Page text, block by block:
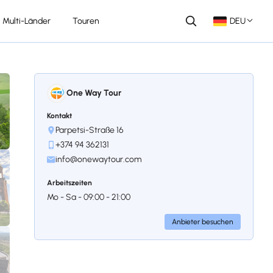
Multi-Länder Touren DEU
One Way Tour
Kontakt
Parpetsi-Straße 16
+374 94 362131
info@onewaytour.com
Arbeitszeiten
Mo - Sa - 09:00 - 21:00
Anbieter besuchen